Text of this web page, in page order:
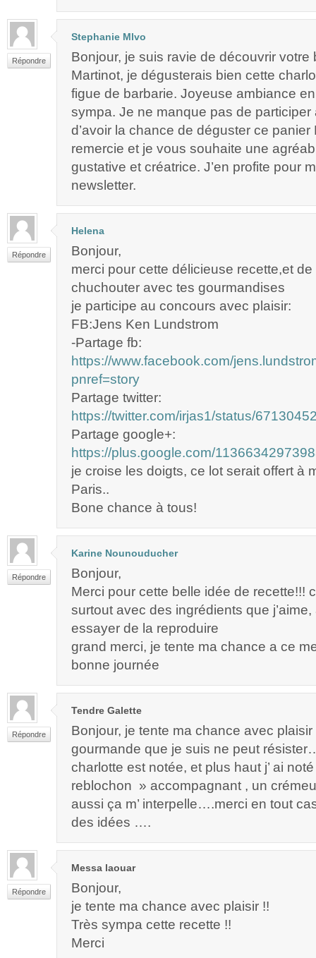
Répondre
Stephanie Mlvo
Bonjour, je suis ravie de découvrir votre
Martinot, je dégusterais bien cette
figue de barbarie. Joyeuse ambiance en
sympa. Je ne manque pas de participer
d’avoir la chance de déguster ce
remercie et je vous souhaite une
gustative et créatrice. J’en profite pour
newsletter.
Répondre
Helena
Bonjour,
merci pour cette délicieuse recette,et
chuchouter avec tes gourmandises
je participe au concours avec plaisir:
FB:Jens Ken Lundstrom
-Partage fb:
https://www.facebook.com/
pnref=story
Partage twitter:
https://twitter.com/irjas1/status/
Partage google+:
https://plus.google.com/
je croise les doigts, ce lot serait offert à
Paris..
Bone chance à tous!
Répondre
Karine Nounouducher
Bonjour,
Merci pour cette belle idée de recette!!!
surtout avec des ingrédients que
essayer de la reproduire
grand merci, je tente ma chance a ce
bonne journée
Répondre
Tendre Galette
Bonjour, je tente ma chance avec
gourmande que je suis ne peut
charlotte est notée, et plus haut j’ ai
reblochon » accompagnant , un
aussi ça m’ interpelle….merci en tout
des idées ….
Répondre
Messa laouar
Bonjour,
je tente ma chance avec plaisir !!
Très sympa cette recette !!
Merci